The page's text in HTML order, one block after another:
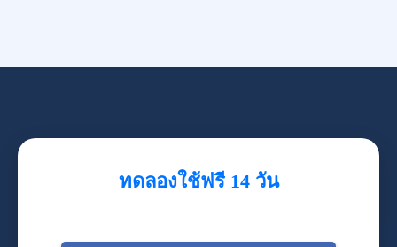
ทดลองใช้ฟรี 14 วัน